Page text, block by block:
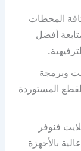
المحطات
أفضل
وبرمجة
المستوردة
فنوفر
بالأجهزة